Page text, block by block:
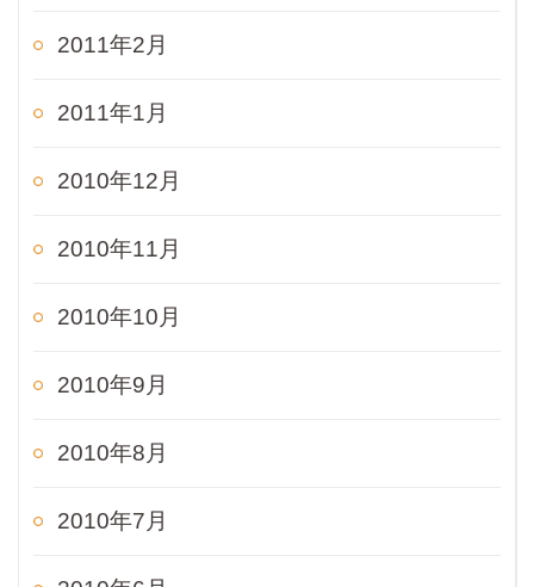
2011年2月
2011年1月
2010年12月
2010年11月
2010年10月
2010年9月
2010年8月
2010年7月